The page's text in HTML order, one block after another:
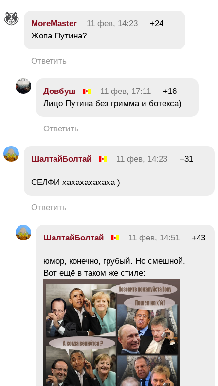
MoreMaster 11 фев, 14:23
+24
Жопа Путина?
Ответить
Довбуш 11 фев, 17:11
+16
Лицо Путина без гримма и ботекса)
Ответить
ШалтайБолтай 11 фев, 14:23 +31
СЕЛФИ хахахахахаха )
Ответить
ШалтайБолтай 11 фев, 14:51 +43
юмор, конечно, грубый. Но смешной.
Вот ещё в таком же стиле: